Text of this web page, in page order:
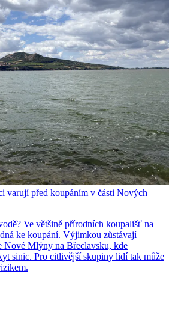
varují před koupáním v části Nových
Ve většině přírodních koupališť na
ke koupání. Výjimkou zůstávají
Nové Mlýny na Břeclavsku, kde
sinic. Pro citlivější skupiny lidí tak může